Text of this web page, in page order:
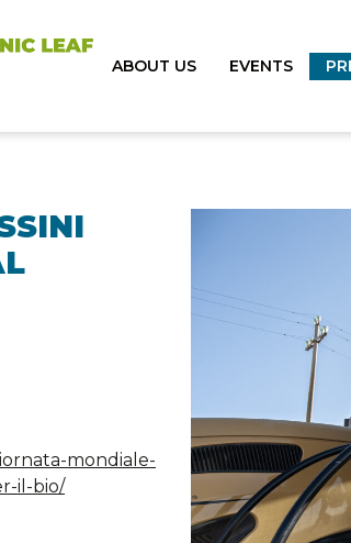
ABOUT US EVENTS
mondiale-
il-bio/